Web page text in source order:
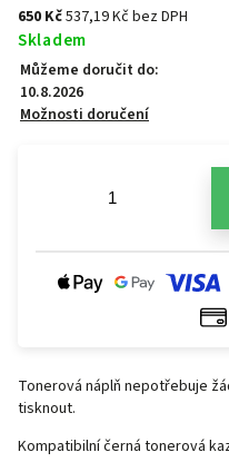
650 Kč537,19 Kč bez DPH
Skladem
Můžeme doručit do:
10.8.2026
Možnosti doručení
Tonerová náplň nepotřebuje
tisknout.
Kompatibilní černá tonerová